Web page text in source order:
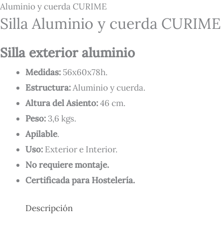
Aluminio y cuerda CURIME
Silla Aluminio y cuerda CURIME
Silla exterior aluminio
Medidas: 56x60x78h.
Estructura:Aluminio y cuerda.
Altura del Asiento:46 cm.
Peso: 3,6 kgs.
Apilable.
Uso: Exterior e Interior.
No requiere montaje.
Certificada para Hostelería.
Descripción